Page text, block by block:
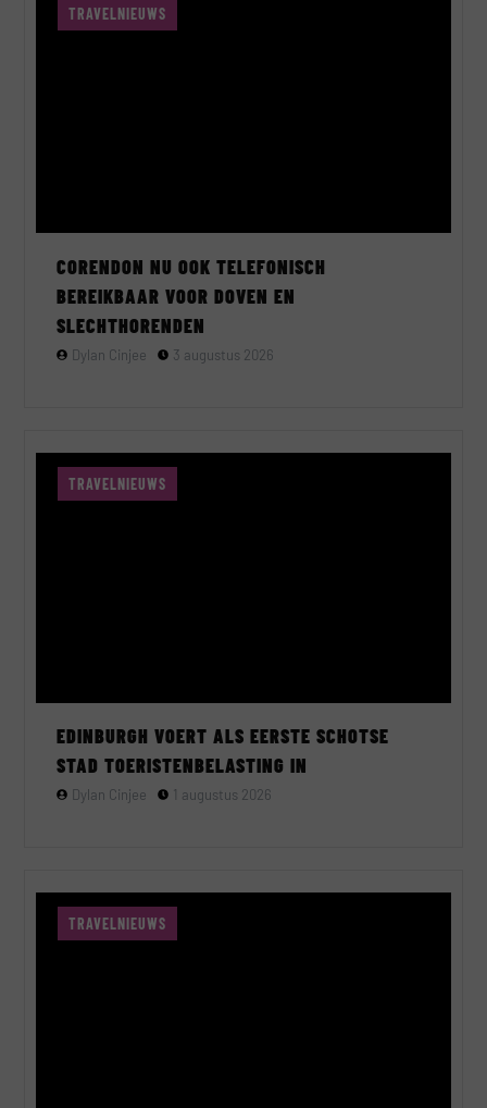
TRAVELNIEUWS
CORENDON NU OOK TELEFONISCH
BEREIKBAAR VOOR DOVEN EN
SLECHTHORENDEN
Dylan Cinjee 3 augustus 2026
TRAVELNIEUWS
EDINBURGH VOERT ALS EERSTE SCHOTSE
STAD TOERISTENBELASTING IN
Dylan Cinjee 1 augustus 2026
TRAVELNIEUWS